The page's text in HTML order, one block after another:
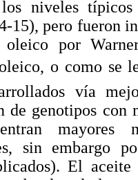
los niveles
15), pero fueron
oleico por
o como se
vía
de genotipos con
sin embargo
El